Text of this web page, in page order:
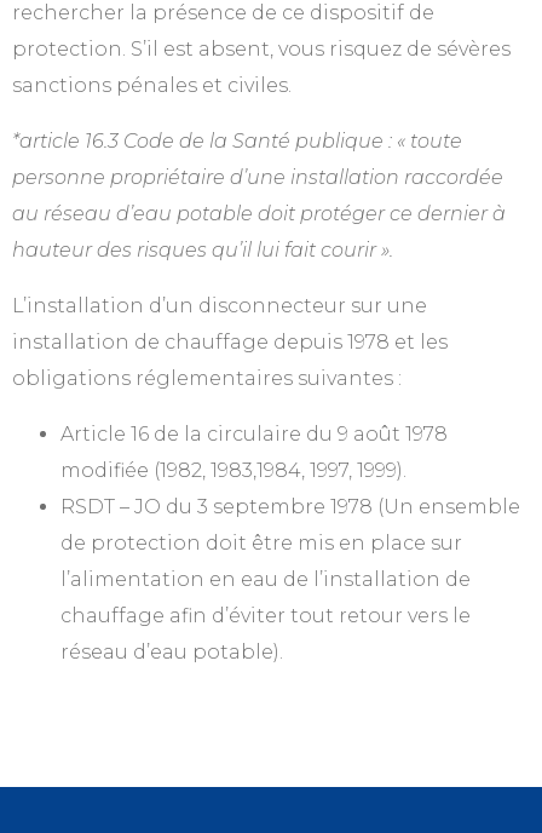
rechercher la présence de ce dispositif de
protection. S’il est absent, vous risquez de sévères
sanctions pénales et civiles.
*article 16.3 Code de la Santé publique : « toute
personne propriétaire d’une installation raccordée
au réseau d’eau potable doit protéger ce dernier à
hauteur des risques qu’il lui fait courir ».
L’installation d’un disconnecteur sur une
installation de chauffage depuis 1978 et les
obligations réglementaires suivantes :
Article 16 de la circulaire du 9 août 1978
modifiée (1982, 1983,1984, 1997, 1999).
RSDT – JO du 3 septembre 1978 (Un ensemble
de protection doit être mis en place sur
l’alimentation en eau de l’installation de
chauffage afin d’éviter tout retour vers le
réseau d’eau potable).